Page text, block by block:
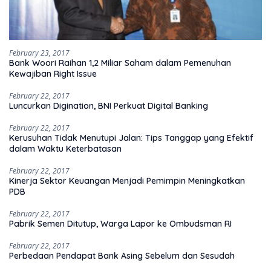
February 23, 2017
Bank Woori Raihan 1,2 Miliar Saham dalam Pemenuhan
Kewajiban Right Issue
February 22, 2017
Luncurkan Digination, BNI Perkuat Digital Banking
February 22, 2017
Kerusuhan Tidak Menutupi Jalan: Tips Tanggap yang Efektif
dalam Waktu Keterbatasan
February 22, 2017
Kinerja Sektor Keuangan Menjadi Pemimpin Meningkatkan
PDB
February 22, 2017
Pabrik Semen Ditutup, Warga Lapor ke Ombudsman RI
February 22, 2017
Perbedaan Pendapat Bank Asing Sebelum dan Sesudah